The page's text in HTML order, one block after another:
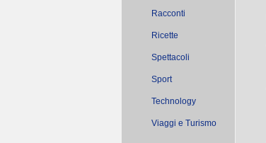
Racconti
Ricette
Spettacoli
Sport
Technology
Viaggi e Turismo